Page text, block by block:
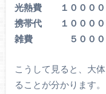
光熱費 １００００
携帯代 １００００
雑費 ５０００
こうして見ると、大体
ることが分かります。